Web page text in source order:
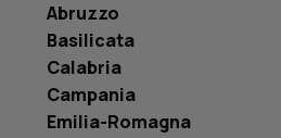
Abruzzo
Basilicata
Calabria
Campania
Emilia-Romagna